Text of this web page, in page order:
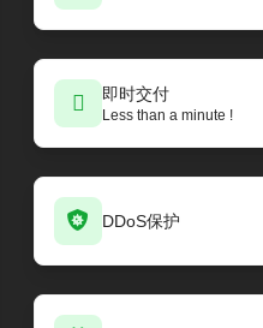
即时交付
Less than a minute !
DDoS保护